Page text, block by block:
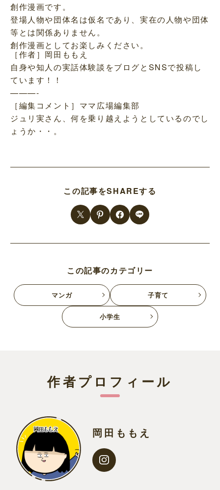
創作漫画です。
登場人物や団体名は仮名であり、実在の人物や団体
等とは関係ありません。
創作漫画としてお楽しみください。
［作者］岡田ももえ
自身や知人の実話体験談をブログとSNSで投稿し
ています！！
———-
［編集コメント］ママ広場編集部
ジュリ実さん、何を乗り越えようとしているのでし
ょうか・・。
この記事をSHAREする
この記事のカテゴリー
マンガ 子育て
小学生
作者プロフィール
岡田ももえ